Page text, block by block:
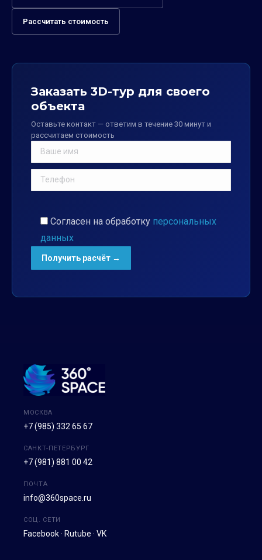
Рассчитать стоимость
Заказать 3D-тур для своего
объекта
Оставьте контакт — ответим в течение 30 минут и
рассчитаем стоимость
Согласен на обработку персональных
данных
МОСКВА
+7 (985) 332 65 67
САНКТ-ПЕТЕРБУРГ
+7 (981) 881 00 42
ПОЧТА
info@360space.ru
СОЦ. СЕТИ
Facebook · Rutube · VK